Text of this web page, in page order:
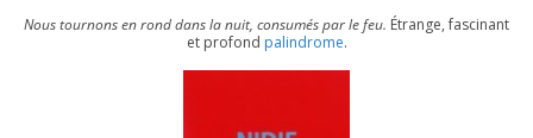
Nous tour­nons en rond dans la nuit, consu­més par le feu. Étrange, fas­ci­nant
et pro­fond palin­drome.